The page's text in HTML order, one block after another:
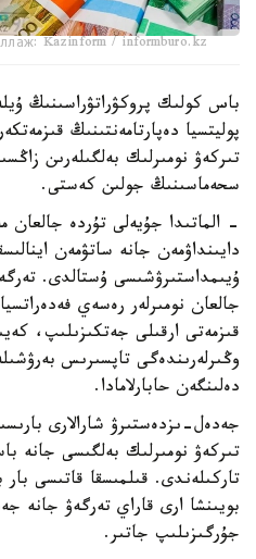
Kazinform / informburo.kz
باس كولىك پروكۋراتۋراسىنىڭ
پوليتسيا دەپارتامەنتىنىڭ
تىركەۋ نومىرلىك بەلگىلەرىن
سحەماسىنىڭ جولىن كەستى.
- الماتىدا جۇيەلى تۇردە جالعان
دايىنداۋمەن جانە ساتۋمەن
ۇيىمداستىرۋشىسى ۇستالدى.
جالعان نومىرلەر رەسەي
قىزمەتى ارقىلى جەتكىزىلىپ،
وڭىرلەرىندەگى تاپسىرىس
دەلىنگەن حابارلامادا.
جەدەل-ىزدەستىرۋ شارالارى
تىركەۋ نومىرلىك بەلگىسى جانە
تاركىلەندى. قىلمىسقا قاتىسى بار
بويىنشا ارى قاراي تەرگەۋ جانە
جۇرگىزىلىپ جاتىر.